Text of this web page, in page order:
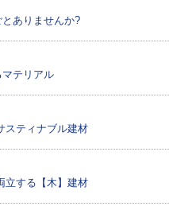
とありませんか?
マテリアル
スティナブル建材
立する【木】建材